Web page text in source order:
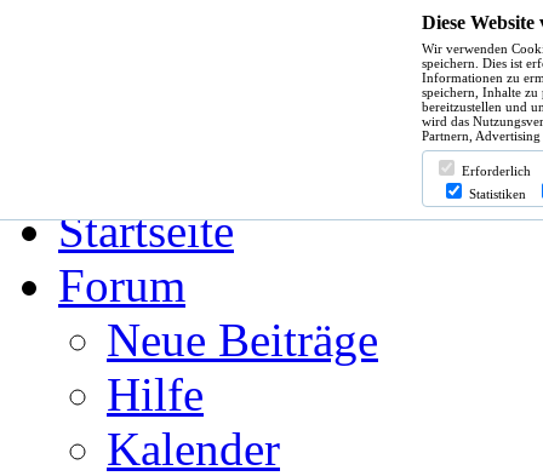
Startseite
Forum
Neue Beiträge
Hilfe
Kalender
Diese
Wir verwenden
speichern. Dies ist
Informationen zu
speichern, Inhalte
bereitzustellen und
wird das
Partnern,
Erforderlich
Statistiken